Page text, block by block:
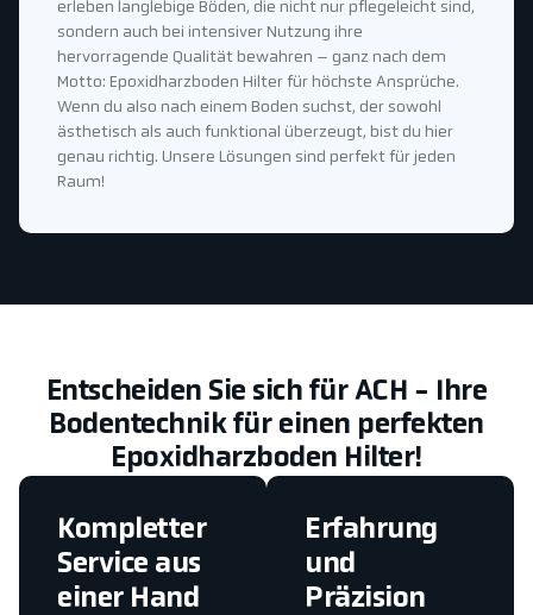
erleben langlebige Böden, die nicht nur pflegeleicht sind,
sondern auch bei intensiver Nutzung ihre
hervorragende Qualität bewahren – ganz nach dem
Motto: Epoxidharzboden Hilter für höchste Ansprüche.
Wenn du also nach einem Boden suchst, der sowohl
ästhetisch als auch funktional überzeugt, bist du hier
genau richtig. Unsere Lösungen sind perfekt für jeden
Raum!
Entscheiden Sie sich für ACH - Ihre
Bodentechnik für einen perfekten
Epoxidharzboden Hilter!
Erfahrung
und
Präzision
Kompletter
Service aus
einer Hand